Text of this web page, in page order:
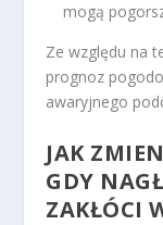
mogą
Ze względu na
prognoz
awaryjnego
JAK
GDY
ZAKŁÓCI